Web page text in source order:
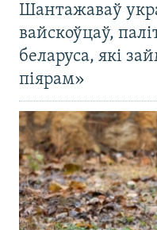
Шантажаваў
вайскоўцаў,
беларуса, які
піярам»